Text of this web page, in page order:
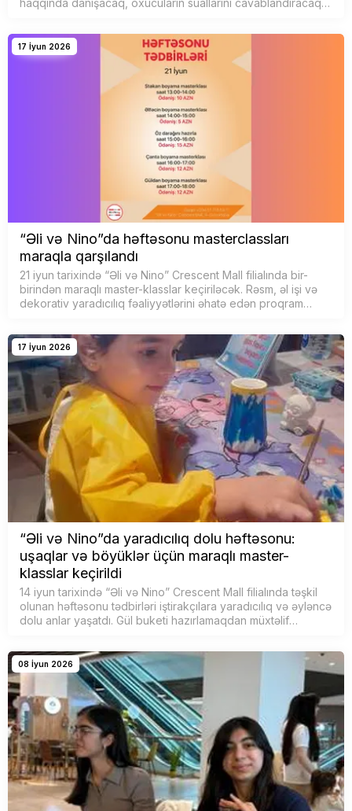
haqqında danışacaq, oxucuların suallarını cavablandıracaq…
17 İyun 2026
“Əli və Nino”da həftəsonu masterclassları
maraqla qarşılandı
21 iyun tarixində “Əli və Nino” Crescent Mall filialında bir-
birindən maraqlı master-klasslar keçiriləcək. Rəsm, əl işi və
dekorativ yaradıcılıq fəaliyyətlərini əhatə edən proqram
17 İyun 2026
“Əli və Nino”da yaradıcılıq dolu həftəsonu:
uşaqlar və böyüklər üçün maraqlı master-
klasslar keçirildi
14 iyun tarixində “Əli və Nino” Crescent Mall filialında təşkil
olunan həftəsonu tədbirləri iştirakçılara yaradıcılıq və əyləncə
dolu anlar yaşatdı. Gül buketi hazırlamaqdan müxtəlif
08 İyun 2026